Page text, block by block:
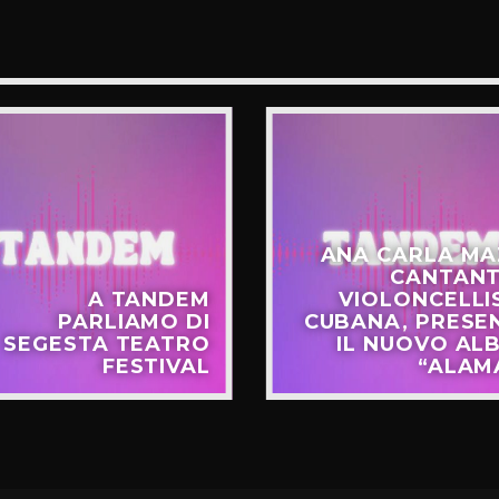
A TANDEM
PARLIAMO DI
SEGESTA TEATRO
FESTIVAL
ANA CARLA
CUBANA,
IL NUOVO